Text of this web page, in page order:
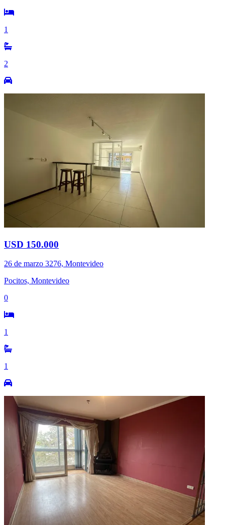
1
2
USD 150.000
26 de marzo 3276, Montevideo
Pocitos, Montevideo
0
1
1